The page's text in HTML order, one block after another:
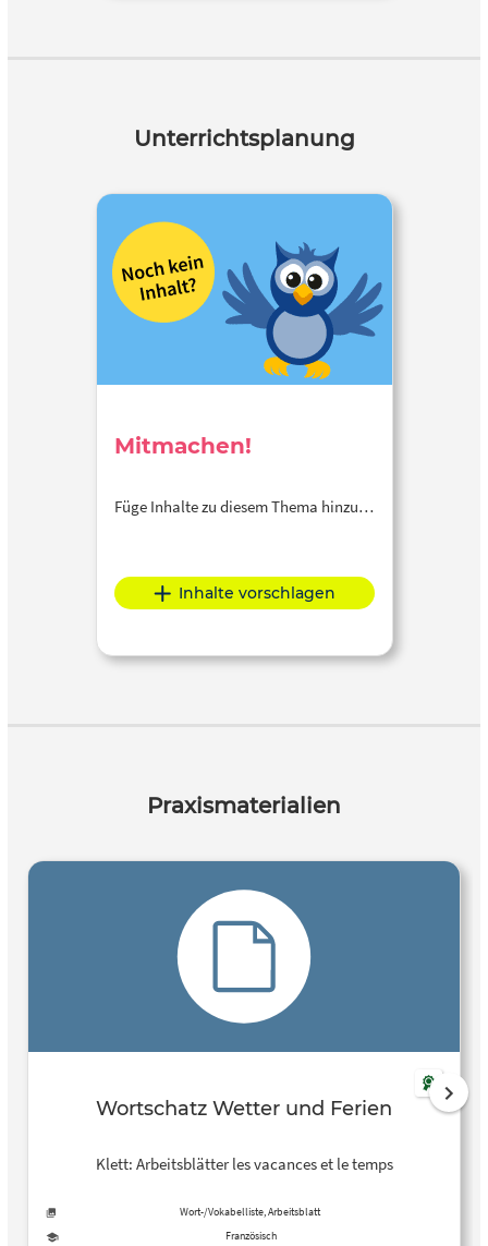
Unterrichtsplanung
Mitmachen!
Füge Inhalte zu diesem Thema hinzu…
Inhalte vorschlagen
Praxismaterialien
Wortschatz Wetter und Ferien
Klett: Arbeitsblätter les vacances et le temps
Wort-/Vokabelliste, Arbeitsblatt
Französisch